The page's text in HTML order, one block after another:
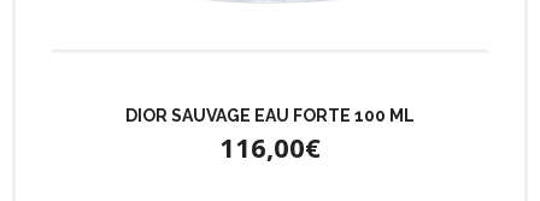
DIOR SAUVAGE EAU FORTE 100 ML
116,00€